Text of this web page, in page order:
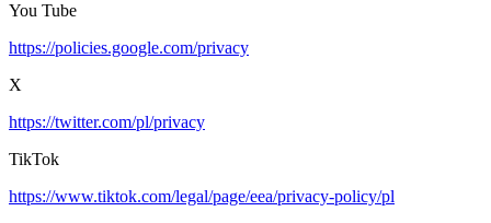
You Tube
https://policies.google.com/privacy
X
https://twitter.com/pl/privacy
TikTok
https://www.tiktok.com/legal/page/eea/privacy-policy/pl